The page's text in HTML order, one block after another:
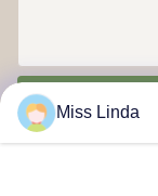
Miss Linda